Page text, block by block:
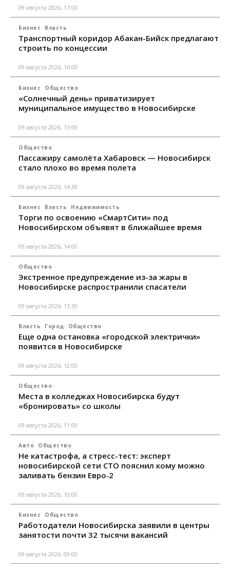
09 августа 2026, 17:00
Бизнес Власть
Транспортный коридор Абакан-Бийск предлагают
строить по концессии
09 августа 2026, 16:00
Бизнес Общество
«Солнечный день» приватизирует
муниципальное имущество в Новосибирске
09 августа 2026, 15:00
Общество
Пассажиру самолёта Хабаровск — Новосибирск
стало плохо во время полета
09 августа 2026, 14:30
Бизнес Власть Недвижимость
Торги по освоению «СмартСити» под
Новосибирском объявят в ближайшее время
09 августа 2026, 14:00
Общество
Экстренное предупреждение из-за жары в
Новосибирске распространили спасатели
09 августа 2026, 13:30
Власть Город Общество
Еще одна остановка «городской электрички»
появится в Новосибирске
09 августа 2026, 12:00
Общество
Места в колледжах Новосибирска будут
«бронировать» со школы
09 августа 2026, 11:00
Авто Общество
Не катастрофа, а стресс-тест: эксперт
новосибирской сети СТО пояснил кому можно
заливать бензин Евро‑2
09 августа 2026, 10:00
Бизнес Общество
Работодатели Новосибирска заявили в центры
занятости почти 32 тысячи вакансий
09 августа 2026, 09:00